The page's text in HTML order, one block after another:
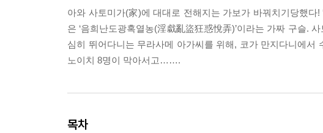
아와 사토미가(家)에 대대로 전해지는 가보가 바꿔치기당했다
은 ‘음희난도광혹열농(淫戱亂盜狂惑悅弄)’이라는 가짜 구슬.
심히 뛰어다니는 무라사메 아가씨를 위해, 코가 만지다니에
노이치 8명이 막아서고…….
목차